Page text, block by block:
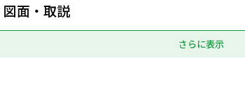
面・取説
さらに表示